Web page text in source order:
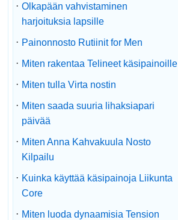
· Olkapään vahvistaminen
harjoituksia lapsille
· Painonnosto Rutiinit for Men
· Miten rakentaa Telineet käsipainoille
· Miten tulla Virta nostin
· Miten saada suuria lihaksiapari
päivää
· Miten Anna Kahvakuula Nosto
Kilpailu
· Kuinka käyttää käsipainoja Liikunta
Core
· Miten luoda dynaamisia Tension